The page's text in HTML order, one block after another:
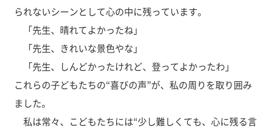
られないシーンとして心の中に残っています。
「先生、晴れてよかったね」
「先生、きれいな景色やな」
「先生、しんどかったけれど、登ってよかったわ」
これらの子どもたちの“喜びの声”が、私の周りを取り囲み
ました。
私は常々、こどもたちには“少し難しくても、心に残る言